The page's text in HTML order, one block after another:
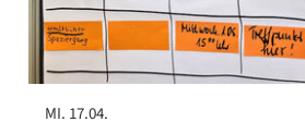
MI. 17.04.